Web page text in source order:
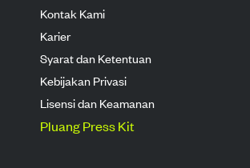
Kontak Kami
Karier
Syarat dan Ketentuan
Kebijakan Privasi
Lisensi dan Keamanan
Pluang Press Kit